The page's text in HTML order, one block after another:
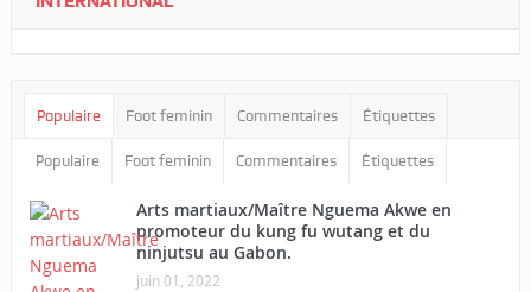
Populaire Foot feminin Commentaires Étiquettes
Populaire Foot feminin Commentaires Étiquettes
Arts martiaux/Maître Nguema Akwe en
promoteur du kung fu wutang et du
ninjutsu au Gabon.
juin 01, 2022